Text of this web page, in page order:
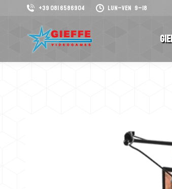
+39 081 6586904 Lun–Ven 9–18